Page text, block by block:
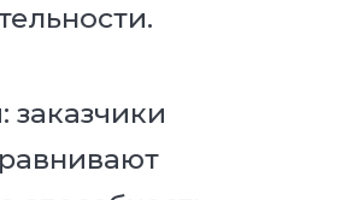
заказчики